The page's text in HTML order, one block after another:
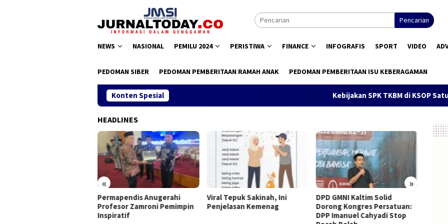
Pencarian
NEWS NASIONAL PEMILU 2024 PERISTIWA FINANCE INFOGRAFIS SPORT VIDEO
PEDOMAN SIBER PEDOMAN PEMBERITAAN RAMAH ANAK PEDOMAN PEMBERITAAN ISU KEBERAGAMAN
Konten Spesial Kebijakan SPK TKBM di KSOP Satui
HEADLINES
« »
Permapendis Anugerahi
Profesor Zamroni Pemimpin
Inspiratif
Viral Tepuk Sakinah, Ini
Penjelasan Kemenag
DPD GMNI Kaltim Solid
Dorong Kongres Persatuan:
DPP Imanuel Cahyadi Stop